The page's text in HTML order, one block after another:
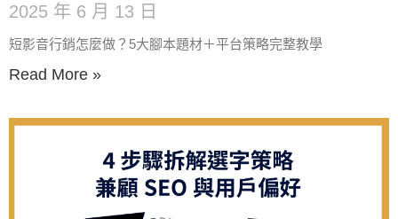
2025 年 6 月 13 日
短影音行銷怎麼做？5大腳本題材＋平台策略完整教學
Read More »